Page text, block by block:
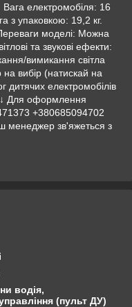
електромобіля: 16
з упаковкою: 19,2 кг.
моделі: Можна
та звукові ефекти:
вимикання світла
вибір (натискай на
дитячих електромобілів
Для оформлення
+380685094702
менеджер зв'яжеться з
водія,
(пульт ДУ)